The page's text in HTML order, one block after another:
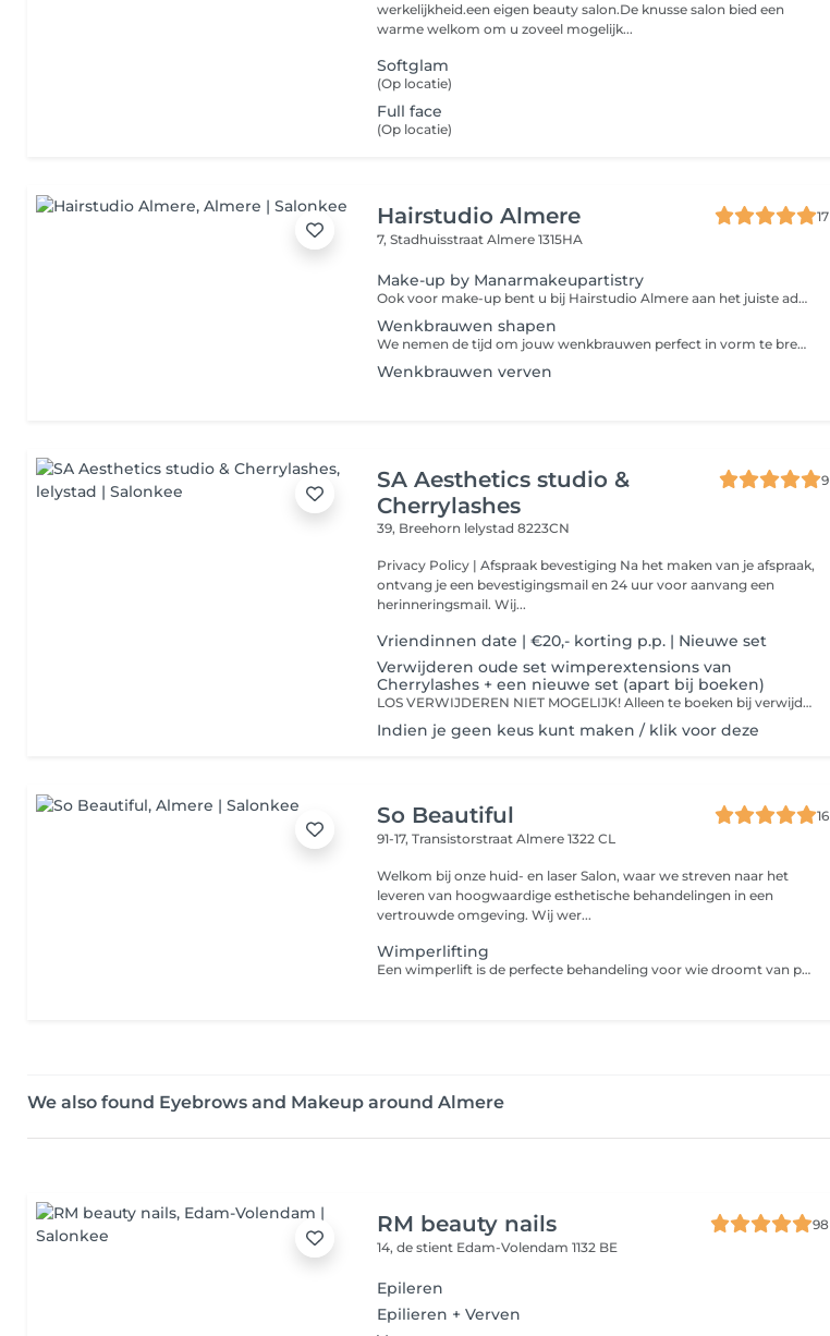
werkelijkheid.een eigen beauty salon.De knusse salon bied een
warme welkom om u zoveel mogelijk...
Softglam
(Op locatie)
Full face
(Op locatie)
Hairstudio Almere
17
7, StadhuisstraatAlmere 1315HA
Make-up by Manarmakeupartistry
Ook voor make-up bent u bij Hairstudio Almere aan het juiste adres. Wij werken samen met een ervaren make-up artist (@manarmakeupartistry). De genoemde prijzen zijn vanaf-prijzen en de uiteindelijke prijs wordt altijd samen afgestemd zodat deze volledig past bij uw wensen. Er zal voorafgaand aan de afspraak contact met u worden opgenomen. Let op! Deze afspraak kan enkel 24 uur van tevoren worden geboekt. Gaat het om een last minute boeking? Dan verzoeken wij u contact op te nemen met de make-up artist via onze website.
Wenkbrauwen shapen
We nemen de tijd om jouw wenkbrauwen perfect in vorm te brengen door middel van threading, oftewel epileren met touw. We luisteren naar je wensen en houden rekening met de vorm van je gezicht en de natuurlijke groei van je wenkbrauwen. Zo zorgen we ervoor dat jouw wenkbrauwen perfect bij je passen en je gezicht de mooiste expressie geven. Wil je jouw behandeling helemaal afstemmen op jouw persoonlijke stijl? Voeg dan een brow tint of brow lamination toe voor een extra verzorgde look.
Wenkbrauwen verven
SA Aesthetics studio &
Cherrylashes
9
39, Breehorn lelystad 8223CN
Privacy Policy | Afspraak bevestiging Na het maken van je afspraak,
ontvang je een bevestigingsmail en 24 uur voor aanvang een
herinneringsmail. Wij...
Vriendinnen date | €20,- korting p.p. | Nieuwe set
Verwijderen oude set wimperextensions van
Cherrylashes + een nieuwe set (apart bij boeken)
LOS VERWIJDEREN NIET MOGELIJK! Alleen te boeken bij verwijderen van oude set + nieuwe set Indien je wimpers hebt van ander salon, komen er kosten van 5,00 bij!
Indien je geen keus kunt maken / klik voor deze
So Beautiful
16
91-17, TransistorstraatAlmere 1322 CL
Welkom bij onze huid- en laser Salon, waar we streven naar het
leveren van hoogwaardige esthetische behandelingen in een
vertrouwde omgeving. Wij wer...
Wimperlifting
Een wimperlift is de perfecte behandeling voor wie droomt van prachtig gekrulde, gelifte wimpers zonder gebruik van mascara, wimperextensions of wimperkrullers. Met deze techniek worden je natuurlijke wimpers voorzichtig omhoog gelift en in een elegante, blijvende krul geplaatst. Het resultaat? Fris ogende, open en jeugdig ogende ogen met een zachte, natuurlijke uitstraling. Tijdens de behandeling worden je wimpers zorgvuldig op een siliconen shield geplaatst en behandeld met speciale lotions die de wimperhaartjes vorm geven. Optioneel kan er een wimper tinting worden toegevoegd om de wimpers nog donkerder, voller en intenser te laten lijken. De behandeling is volledig pijnloos, veilig en geschikt voor zowel korte als langere wimpers. Het resultaat houdt gemiddeld 6 tot 8 weken aan, afhankelijk van jouw natuurlijke wimpergroei.
We also found Eyebrows and Makeup around Almere
RM beauty nails
98
14, de stient Edam-Volendam 1132 BE
Epileren
Epilieren + Verven